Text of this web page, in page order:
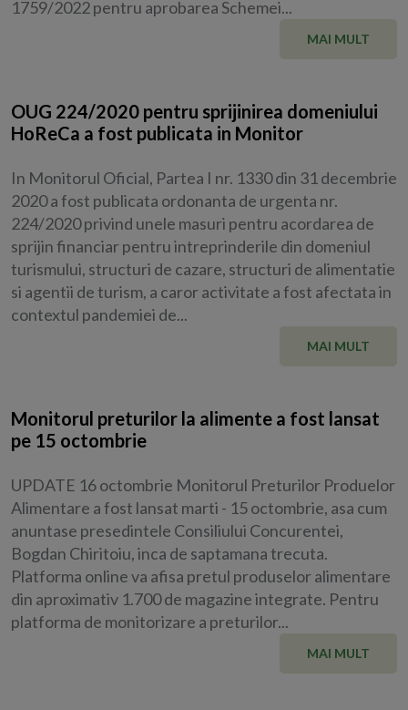
1759/2022 pentru aprobarea Schemei...
MAI MULT
OUG 224/2020 pentru sprijinirea domeniului
HoReCa a fost publicata in Monitor
In Monitorul Oficial, Partea I nr. 1330 din 31 decembrie
2020 a fost publicata ordonanta de urgenta nr.
224/2020 privind unele masuri pentru acordarea de
sprijin financiar pentru intreprinderile din domeniul
turismului, structuri de cazare, structuri de alimentatie
si agentii de turism, a caror activitate a fost afectata in
contextul pandemiei de...
MAI MULT
Monitorul preturilor la alimente a fost lansat
pe 15 octombrie
UPDATE 16 octombrie Monitorul Preturilor Produelor
Alimentare a fost lansat marti - 15 octombrie, asa cum
anuntase presedintele Consiliului Concurentei,
Bogdan Chiritoiu, inca de saptamana trecuta.
Platforma online va afisa pretul produselor alimentare
din aproximativ 1.700 de magazine integrate. Pentru
platforma de monitorizare a preturilor...
MAI MULT